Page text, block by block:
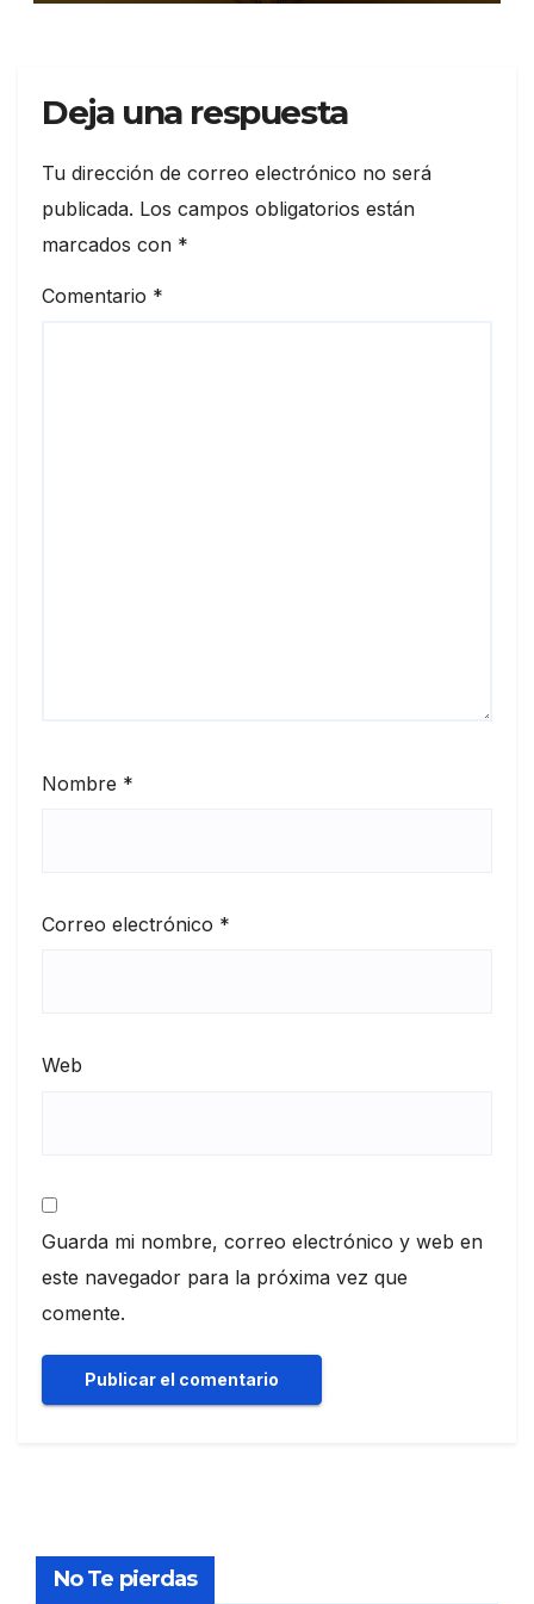
Deja una respuesta
Tu dirección de correo electrónico no será
publicada. Los campos obligatorios están
marcados con *
Comentario *
Nombre *
Correo electrónico *
Web
Guarda mi nombre, correo electrónico y web en
este navegador para la próxima vez que
comente.
No Te pierdas